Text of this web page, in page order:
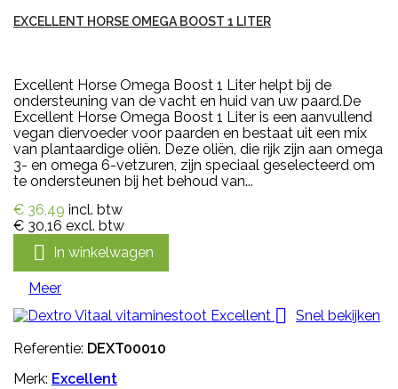
EXCELLENT HORSE OMEGA BOOST 1 LITER
Excellent Horse Omega Boost 1 Liter helpt bij de
ondersteuning van de vacht en huid van uw paard.De
Excellent Horse Omega Boost 1 Liter is een aanvullend
vegan diervoeder voor paarden en bestaat uit een mix
van plantaardige oliën. Deze oliën, die rijk zijn aan omega
3- en omega 6-vetzuren, zijn speciaal geselecteerd om
te ondersteunen bij het behoud van...
€ 36,49 incl. btw
€ 30,16 excl. btw
 In winkelwagen
Meer

Snel bekijken
Referentie: DEXT00010
Merk: Excellent